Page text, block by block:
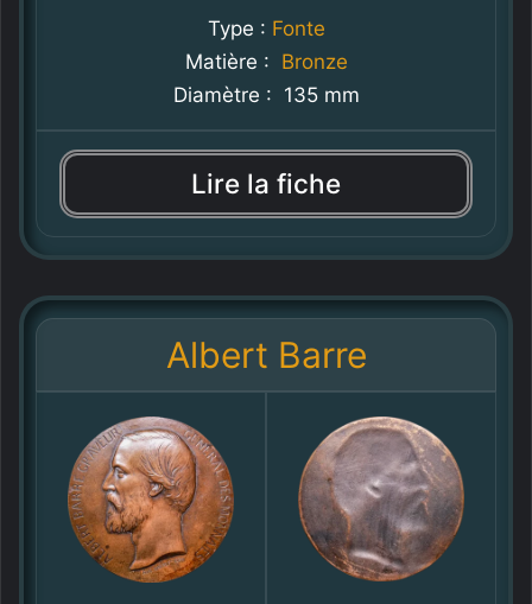
Type : Fonte
Matière : Bronze
Diamètre : 135 mm
Lire la fiche
Albert Barre